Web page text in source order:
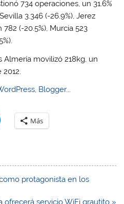
734 operaciones, un 31.6%
3.346 (-26.9%), Jerez
782 (-20.5%), Murcia 523
Almería movilizó 218kg, un
Más
protagonista en los
ofrecerá servicio WiFi grautito »